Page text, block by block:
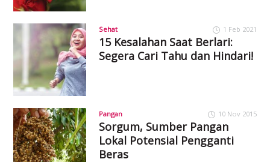
Sehat 1 Feb 2021
15 Kesalahan Saat Berlari:
Segera Cari Tahu dan Hindari!
Pangan 10 Nov 2015
Sorgum, Sumber Pangan
Lokal Potensial Pengganti
Beras